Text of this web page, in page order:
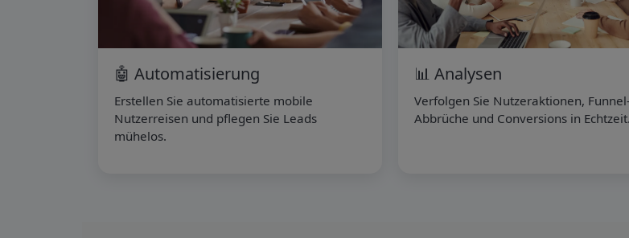
🤖 Automatisierung
Erstellen Sie automatisierte mobile
Nutzerreisen und pflegen Sie Leads
mühelos.
📊 Analysen
Verfolgen Sie Nutzeraktionen,
Abbrüche und Conversions in Echtzeit.